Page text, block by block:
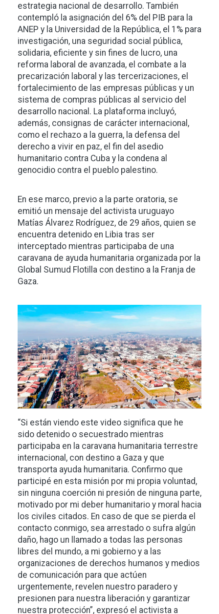
estrategia nacional de desarrollo. También
contempló la asignación del 6% del PIB para la
ANEP y la Universidad de la República, el 1% para
investigación, una seguridad social pública,
solidaria, eficiente y sin fines de lucro, una
reforma laboral de avanzada, el combate a la
precarización laboral y las tercerizaciones, el
fortalecimiento de las empresas públicas y un
sistema de compras públicas al servicio del
desarrollo nacional. La plataforma incluyó,
además, consignas de carácter internacional,
como el rechazo a la guerra, la defensa del
derecho a vivir en paz, el fin del asedio
humanitario contra Cuba y la condena al
genocidio contra el pueblo palestino.
En ese marco, previo a la parte oratoria, se
emitió un mensaje del activista uruguayo
Matías Álvarez Rodríguez, de 29 años, quien se
encuentra detenido en Libia tras ser
interceptado mientras participaba de una
caravana de ayuda humanitaria organizada por la
Global Sumud Flotilla con destino a la Franja de
Gaza.
Imagen
“Si están viendo este video significa que he
sido detenido o secuestrado mientras
participaba en la caravana humanitaria terrestre
internacional, con destino a Gaza y que
transporta ayuda humanitaria. Confirmo que
participé en esta misión por mi propia voluntad,
sin ninguna coerción ni presión de ninguna parte,
motivado por mi deber humanitario y moral hacia
los civiles citados. En caso de que se pierda el
contacto conmigo, sea arrestado o sufra algún
daño, hago un llamado a todas las personas
libres del mundo, a mi gobierno y a las
organizaciones de derechos humanos y medios
de comunicación para que actúen
urgentemente, revelen nuestro paradero y
presionen para nuestra liberación y garantizar
nuestra protección”, expresó el activista a